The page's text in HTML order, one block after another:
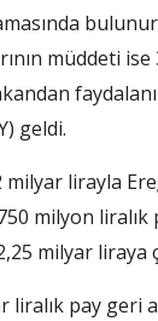
müddeti
geldi.
milyar lirayla
milyon
milyar liraya
pay geri